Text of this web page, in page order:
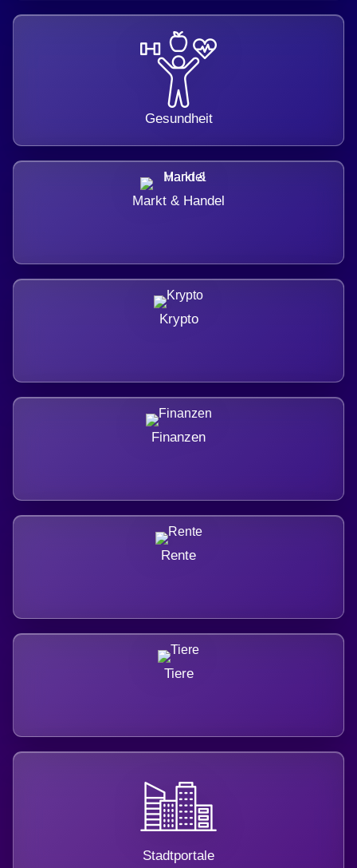
Gesundheit
Markt & Handel
Krypto
Finanzen
Rente
Tiere
Stadtportale